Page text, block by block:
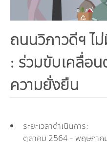
สโ
รายงานประจำปี
สำนักง
กอง
ฝุ่น
บริการที่เป็น
ที่ปรึกษาค
จัดซื้อจัดจ้างที่เ
ทรัพยากรทาง
ความหลาก
การลดก๊
กา
การพัฒนาบุคลาก
งาน
สิ่งแว
นโยบาย แผน เค
นโยบายแล
สิ่งพิม
ถนนวิภาวดีฯ ไ
: ร่วมขับเคลื่อ
ความยั่งยืน
ระยะเวลาดำเนินการ:
ตุลาคม 2564 - พฤษภาค